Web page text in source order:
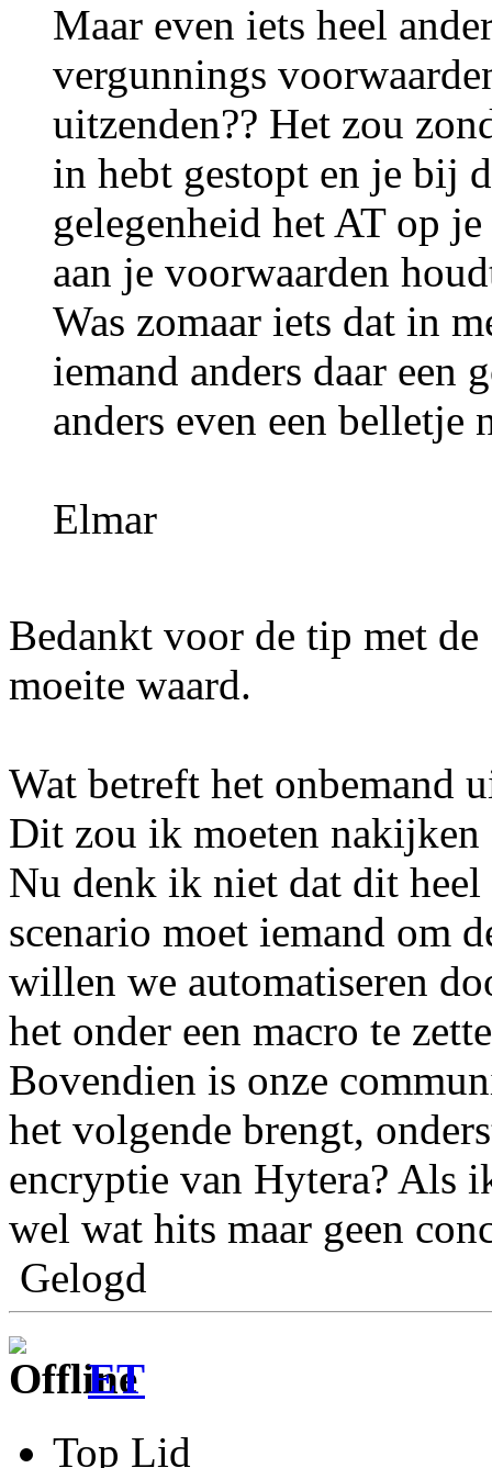
Maar even iets heel
vergunnings
uitzenden?? Het zou
in hebt gestopt en je bij
gelegenheid het AT op
aan je voorwaarden
Was zomaar iets dat in
iemand anders daar een
anders even een belletje
Elmar
Bedankt voor de tip met
moeite waard.
Wat betreft het onbemand
Dit zou ik moeten nakijken
Nu denk ik niet dat dit
scenario moet iemand om
willen we automatiseren
het onder een macro te
Bovendien is onze
het volgende brengt,
encryptie van Hytera? Als
wel wat hits maar geen
Gelogd
ET
Top Lid